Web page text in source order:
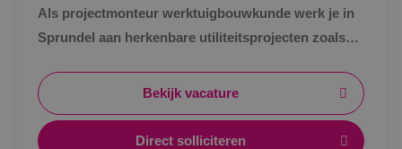
Als projectmonteur werktuigbouwkunde werk je in
Sprundel aan herkenbare utiliteitsprojecten zoals
zichtbaar resultaat en korte lijnen.
Bekijk vacature
Direct solliciteren